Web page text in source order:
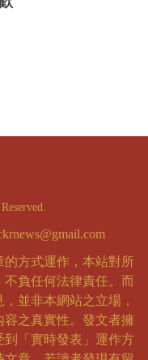
方式運作，本站對所
負任何法律責任。而
並非本網站之立場，
之真實性。發文者擁
「實時發表」運作方